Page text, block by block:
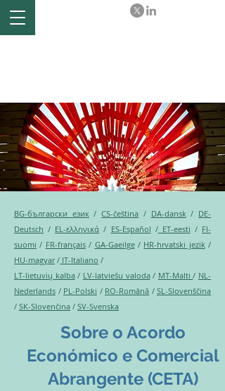
BG-български език/CS-čeština / DA-dansk/ DE-
Deutsch / EL-ελληνικά / ES-Español /ET-eesti / FI-
suomi / FR-français/ GA-Gaeilge/ HR-hrvatski jezik/
HU-magyar/ IT-Italiano /
LT-lietuvių kalba/ LV-latviešu valoda/ MT-Malti/ NL-
Nederlands / PL-Polski / RO-Română / SL-Slovenščina
/ SK-Slovenčina / SV-Svenska
Sobre o Acordo
Económico e Comercial
Abrangente (CETA)